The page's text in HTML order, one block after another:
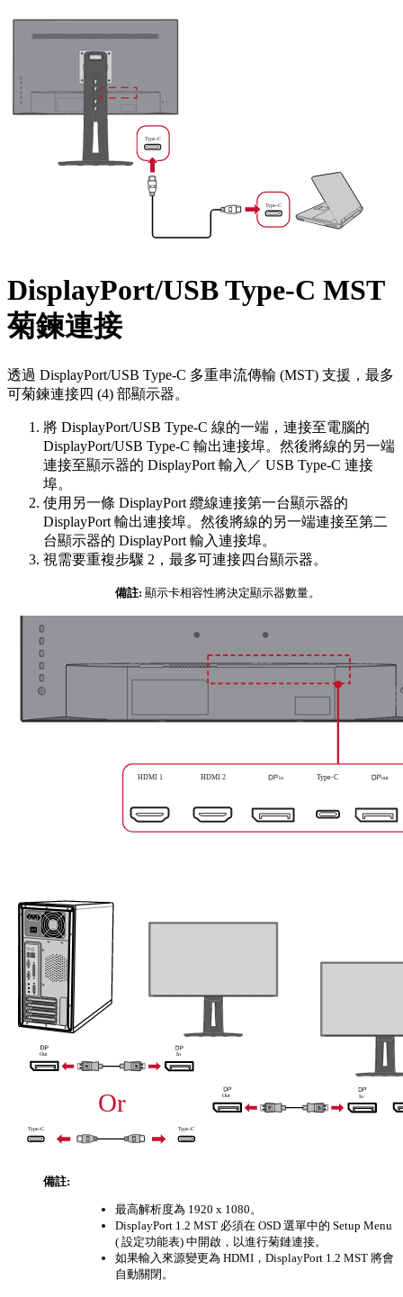
DisplayPort/USB Type-C MST
菊鍊連接
透過 DisplayPort/USB Type-C 多重串流傳輸 (MST) 支援，最多
可菊鍊連接四 (4) 部顯示器。
將 DisplayPort/USB Type-C 線的一端，連接至電腦的
DisplayPort/USB Type-C 輸出連接埠。然後將線的另一端
連接至顯示器的 DisplayPort 輸入／ USB Type-C 連接
埠。
使用另一條 DisplayPort 纜線連接第一台顯示器的
DisplayPort 輸出連接埠。然後將線的另一端連接至第二
台顯示器的 DisplayPort 輸入連接埠。
視需要重複步驟 2，最多可連接四台顯示器。
備註: 顯示卡相容性將決定顯示器數量。
備註:
最高解析度為 1920 x 1080。
DisplayPort 1.2 MST 必須在 OSD 選單中的 Setup Menu
( 設定功能表) 中開啟，以進行菊鏈連接。
如果輸入來源變更為 HDMI，DisplayPort 1.2 MST 將會
自動關閉。